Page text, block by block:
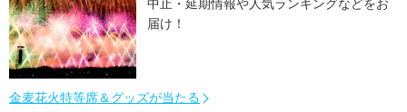
中止・延期情報や人気ランキングなどをお
届け！
金麦花火特等席＆グッズが当たる